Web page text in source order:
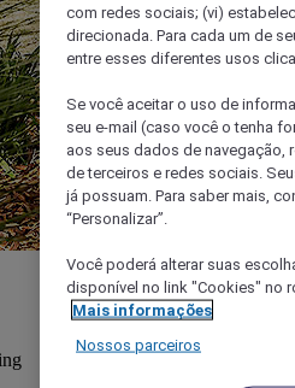
com redes sociais; (vi)
direcionada. Para cada um de
entre esses diferentes usos
Se você aceitar o uso de
seu e-mail (caso você o tenha
aos seus dados de navegação,
de terceiros e redes sociais.
já possuam. Para saber mais,
“Personalizar”.
Você poderá alterar suas
disponível no link "Cookies" no
Mais informações
Nossos parceiros